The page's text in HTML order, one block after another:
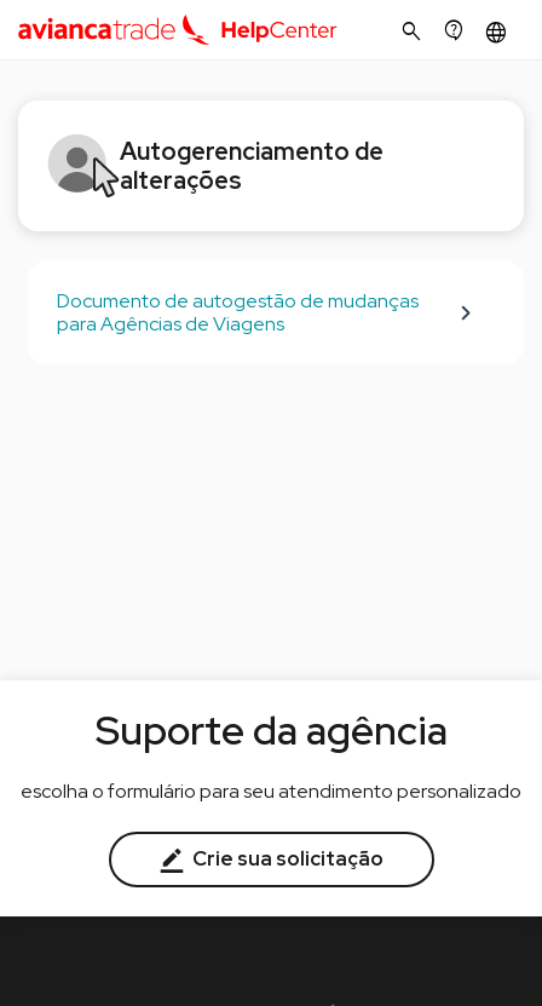
search contact_support language
Autogerenciamento de
alterações
Documento de autogestão de mudanças
para Agências de Viagens
Suporte da agência
escolha o formulário para seu atendimento personalizado
Crie sua solicitação